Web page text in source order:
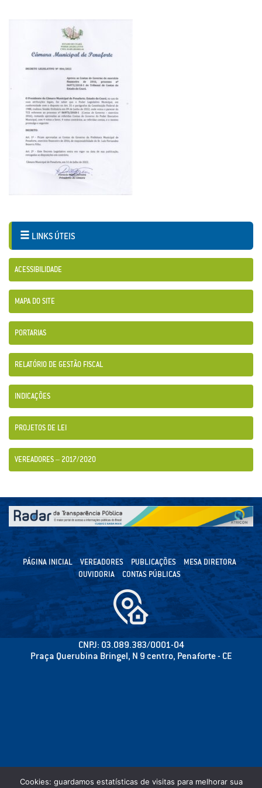
LINKS ÚTEIS
ACESSIBILIDADE
MAPA DO SITE
PORTARIAS
RELATÓRIO DE GESTÃO FISCAL
INDICAÇÕES
PROJETOS DE LEI
VEREADORES – 2017/2020
PÁGINA INICIAL VEREADORES PUBLICAÇÕES
MESA DIRETORA
OUVIDORIA
CONTAS PÚBLICAS
CNPJ: 03.089.383/0001-04
Praça Querubina Bringel, N 9 centro, Penaforte - CE
Cookies: guardamos estatísticas de visitas para melhorar sua